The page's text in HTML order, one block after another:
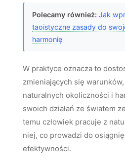
Polecamy również: Jak
taoistyczne zasady do
harmonię
W praktyce oznacza to
zmieniających się
naturalnych okoliczności i
swoich działań ze światem
temu człowiek pracuje z
niej, co prowadzi do
efektywności.